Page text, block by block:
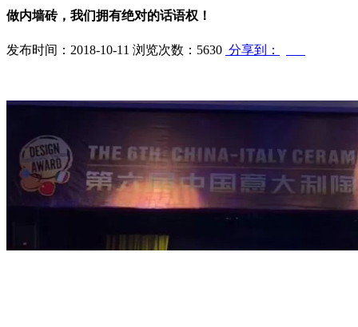
做内墙砖，我们拥有绝对的话语权！
发布时间：2018-10-11 浏览次数：5630 分享到：